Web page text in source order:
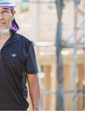
浜松店
053-430-5123
10:00〜19:00 水曜定休